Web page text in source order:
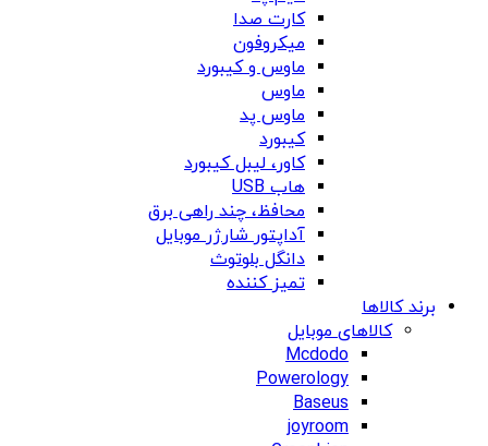
کارت صدا
میکروفون
ماوس و کیبورد
ماوس
ماوس پد
کیبورد
کاور، لیبل کیبورد
هاب USB
محافظ، چند راهی برق
آداپتور شارژر موبایل
دانگل بلوتوث
تمیز کننده
برند کالاها
کالاهای موبایل
Mcdodo
Powerology
Baseus
joyroom